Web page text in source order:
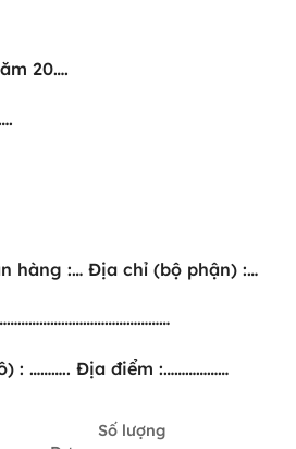
20….
hàng :… Địa chỉ (bộ phận) :…
: ……….. Địa điểm :………………
Số lượng